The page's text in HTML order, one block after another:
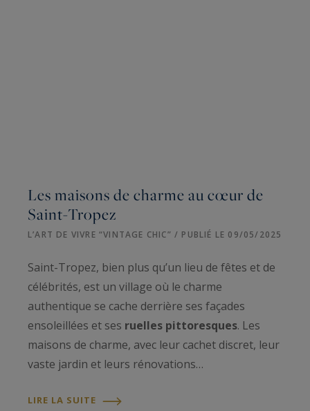
Les maisons de charme au cœur de
Saint-Tropez
L’ART DE VIVRE “VINTAGE CHIC” / PUBLIÉ LE 09/05/2025
Saint-Tropez, bien plus qu’un lieu de fêtes et de
célébrités, est un village où le charme
authentique se cache derrière ses façades
ensoleillées et ses ruelles pittoresques. Les
maisons de charme, avec leur cachet discret, leur
vaste jardin et leurs rénovations…
LIRE LA SUITE